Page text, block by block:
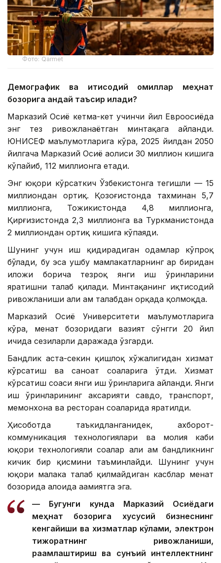
Фото: Qarmet
Демографик ва иқтисодий омиллар меҳнат
бозорига қандай таъсир қилади?
Марказий Осиё кетма-кет учинчи йил Евроосиёда
энг тез ривожланаётган минтақага айланди.
ЮНИCEФ маълумотларига кўра, 2025 йилдан 2050
йилгача Марказий Осиё аҳолиси 30 миллион кишига
кўпайиб, 112 миллионга етади.
Энг юқори кўрсаткич Ўзбекистонга тегишли — 15
миллиондан ортиқ. Қозоғистонда тахминан 5,7
миллионга, Тожикистонда 4,8 миллионга,
Қирғизистонда 2,3 миллионга ва Туркманистонда
2 миллиондан ортиқ кишига кўпаяди.
Шунинг учун иш қидирадиган одамлар кўпроқ
бўлади, бу эса ушбу мамлакатларнинг ҳар биридан
иложи борича тезроқ янги иш ўринларини
яратишни талаб қилади. Минтақанинг иқтисодий
ривожланиши ҳали ҳам талабдан орқада қолмоқда.
Марказий Осиё Университети маълумотларига
кўра, меҳнат бозоридаги вазият сўнгги 20 йил
ичида сезиларли даражада ўзгарди.
Бандлик аста-секин қишлоқ хўжалигидан хизмат
кўрсатиш ва саноат соҳаларига ўтди. Хизмат
кўрсатиш соҳаси янги иш ўринларига айланди. Янги
иш ўринларининг аксарияти савдо, транспорт,
меҳмонхона ва ресторан соҳаларида яратилди.
Ҳисоботда таъкидланганидек, ахборот-
коммуникация технологиялари ва молия каби
юқори технологияли соҳалар ҳали ҳам бандликнинг
кичик бир қисмини таъминлайди. Шунинг учун
юқори малака талаб қилмайдиган касблар меҳнат
бозорида алоҳида аҳамиятга эга.
— Бугунги кунда Марказий Осиёдаги
меҳнат бозорига хусусий бизнеснинг
кенгайиши ва хизматлар кўлами, электрон
тижоратнинг ривожланиши,
рақамлаштириш ва сунъий интеллектнинг